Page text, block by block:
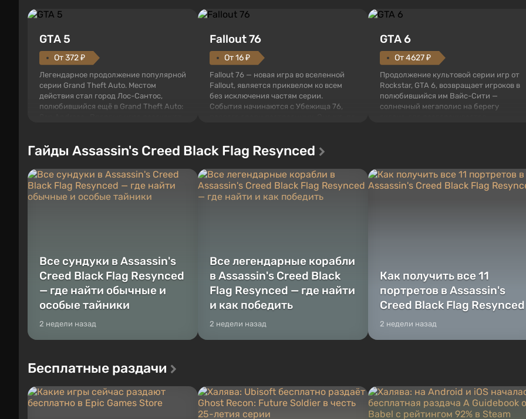
GTA 5
От 372 ₽
Легендарное продолжение популярной
серии Grand Theft Auto. Местом
действия стал город Лос-Сантос,
полюбившийся ещё в Grand Theft Auto:
которыми вы сможете переключаться в
любое время. Жанр и...
Fallout 76
От 16 ₽
Fallout 76 — новая игра во вселенной
Fallout, является приквелом ко всем
без исключения частям серии.
События начинаются с Убежища 76,
как на Америку упадут ядерные бомбы.
Место действия Fallout...
GTA 6
От 4627 ₽
Продолжение культовой серии игр от
Rockstar, GTA 6, возвращает игроков в
полюбившийся им Вайс-Сити —
солнечный мегаполис на берегу
неприятности. И...
Гайды Assassin's Creed Black Flag Resynced
Все сундуки в Assassin's
Creed Black Flag Resynced
— где найти обычные и
особые тайники
2 недели назад
Все легендарные корабли
в Assassin's Creed Black
Flag Resynced — где найти
и как победить
2 недели назад
Как получить все 11
портретов в Assassin's
Creed Black Flag Resynced
2 недели назад
Бесплатные раздачи